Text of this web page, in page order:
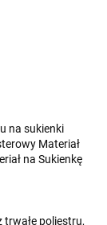
na sukienki
Materiał
na Sukienkę
trwałe poliestru,